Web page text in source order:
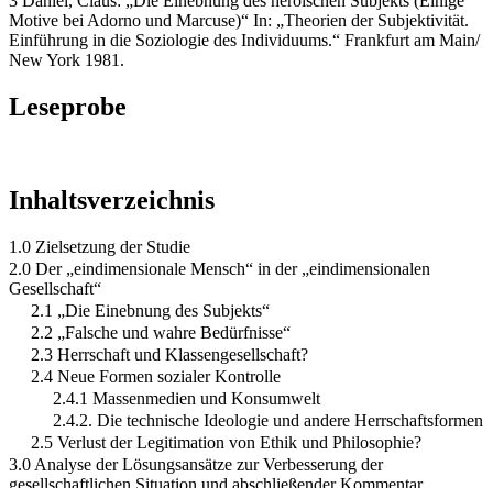
Motive bei Adorno und Marcuse)“ In: „Theorien der Subjektivität.
Einführung in die Soziologie des Individuums.“ Frankfurt am Main/
New York 1981.
Leseprobe
Inhaltsverzeichnis
1.0 Zielsetzung der Studie
2.0 Der „eindimensionale Mensch“ in der „eindimensionalen
Gesellschaft“
2.1 „Die Einebnung des Subjekts“
2.2 „Falsche und wahre Bedürfnisse“
2.3 Herrschaft und Klassengesellschaft?
2.4 Neue Formen sozialer Kontrolle
2.4.1 Massenmedien und Konsumwelt
2.4.2. Die technische Ideologie und andere Herrschaftsformen
2.5 Verlust der Legitimation von Ethik und Philosophie?
3.0 Analyse der Lösungsansätze zur Verbesserung der
gesellschaftlichen Situation und abschließender Kommentar